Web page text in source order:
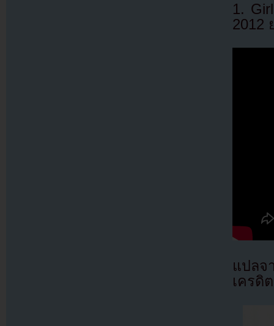
1.
2012
แปล
เครดิ